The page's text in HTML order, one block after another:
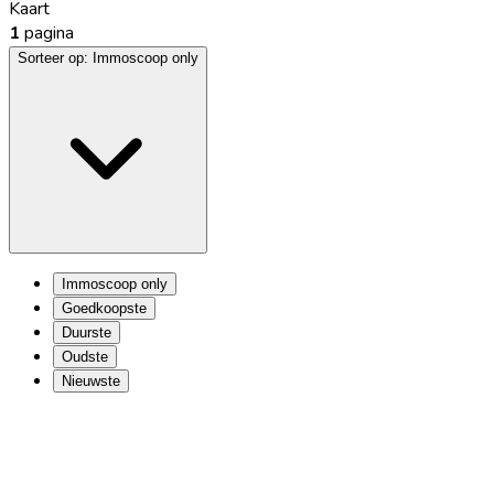
Kaart
1 pagina
Sorteer op: Immoscoop only
Immoscoop only
Goedkoopste
Duurste
Oudste
Nieuwste